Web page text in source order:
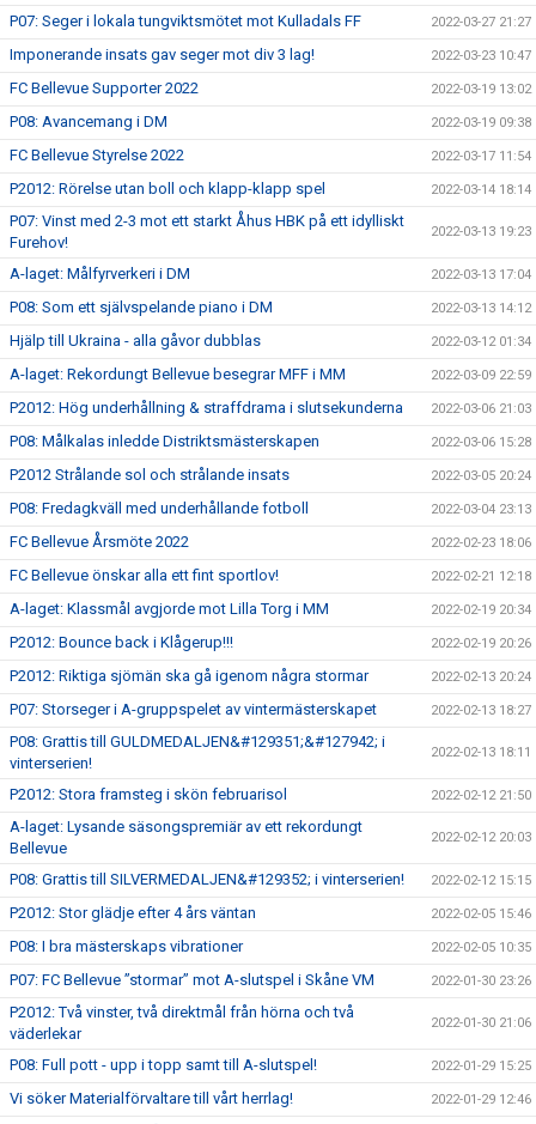
P07: Seger i lokala tungviktsmötet mot Kulladals FF 2022-03-27 21:27
Imponerande insats gav seger mot div 3 lag! 2022-03-23 10:47
FC Bellevue Supporter 2022 2022-03-19 13:02
P08: Avancemang i DM 2022-03-19 09:38
FC Bellevue Styrelse 2022 2022-03-17 11:54
P2012: Rörelse utan boll och klapp-klapp spel 2022-03-14 18:14
P07: Vinst med 2-3 mot ett starkt Åhus HBK på ett idylliskt
Furehov!
2022-03-13 19:23
A-laget: Målfyrverkeri i DM 2022-03-13 17:04
P08: Som ett självspelande piano i DM 2022-03-13 14:12
Hjälp till Ukraina - alla gåvor dubblas 2022-03-12 01:34
A-laget: Rekordungt Bellevue besegrar MFF i MM 2022-03-09 22:59
P2012: Hög underhållning & straffdrama i slutsekunderna 2022-03-06 21:03
P08: Målkalas inledde Distriktsmästerskapen 2022-03-06 15:28
P2012 Strålande sol och strålande insats 2022-03-05 20:24
P08: Fredagkväll med underhållande fotboll 2022-03-04 23:13
FC Bellevue Årsmöte 2022 2022-02-23 18:06
FC Bellevue önskar alla ett fint sportlov! 2022-02-21 12:18
A-laget: Klassmål avgjorde mot Lilla Torg i MM 2022-02-19 20:34
P2012: Bounce back i Klågerup!!! 2022-02-19 20:26
P2012: Riktiga sjömän ska gå igenom några stormar 2022-02-13 20:24
P07: Storseger i A-gruppspelet av vintermästerskapet 2022-02-13 18:27
P08: Grattis till GULDMEDALJEN&#129351;&#127942; i
vinterserien!
2022-02-13 18:11
P2012: Stora framsteg i skön februarisol 2022-02-12 21:50
A-laget: Lysande säsongspremiär av ett rekordungt
Bellevue
2022-02-12 20:03
P08: Grattis till SILVERMEDALJEN&#129352; i vinterserien! 2022-02-12 15:15
P2012: Stor glädje efter 4 års väntan 2022-02-05 15:46
P08: I bra mästerskaps vibrationer 2022-02-05 10:35
P07: FC Bellevue ”stormar” mot A-slutspel i Skåne VM 2022-01-30 23:26
P2012: Två vinster, två direktmål från hörna och två
väderlekar
2022-01-30 21:06
P08: Full pott - upp i topp samt till A-slutspel! 2022-01-29 15:25
Vi söker Materialförvaltare till vårt herrlag! 2022-01-29 12:46